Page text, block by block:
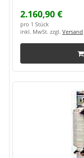
2.160,90 €
pro 1 Stück
inkl. MwSt. zzgl. Versand